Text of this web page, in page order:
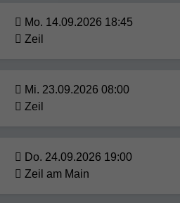
Mo. 14.09.2026 18:45
Zeil
Mi. 23.09.2026 08:00
Zeil
Do. 24.09.2026 19:00
Zeil am Main